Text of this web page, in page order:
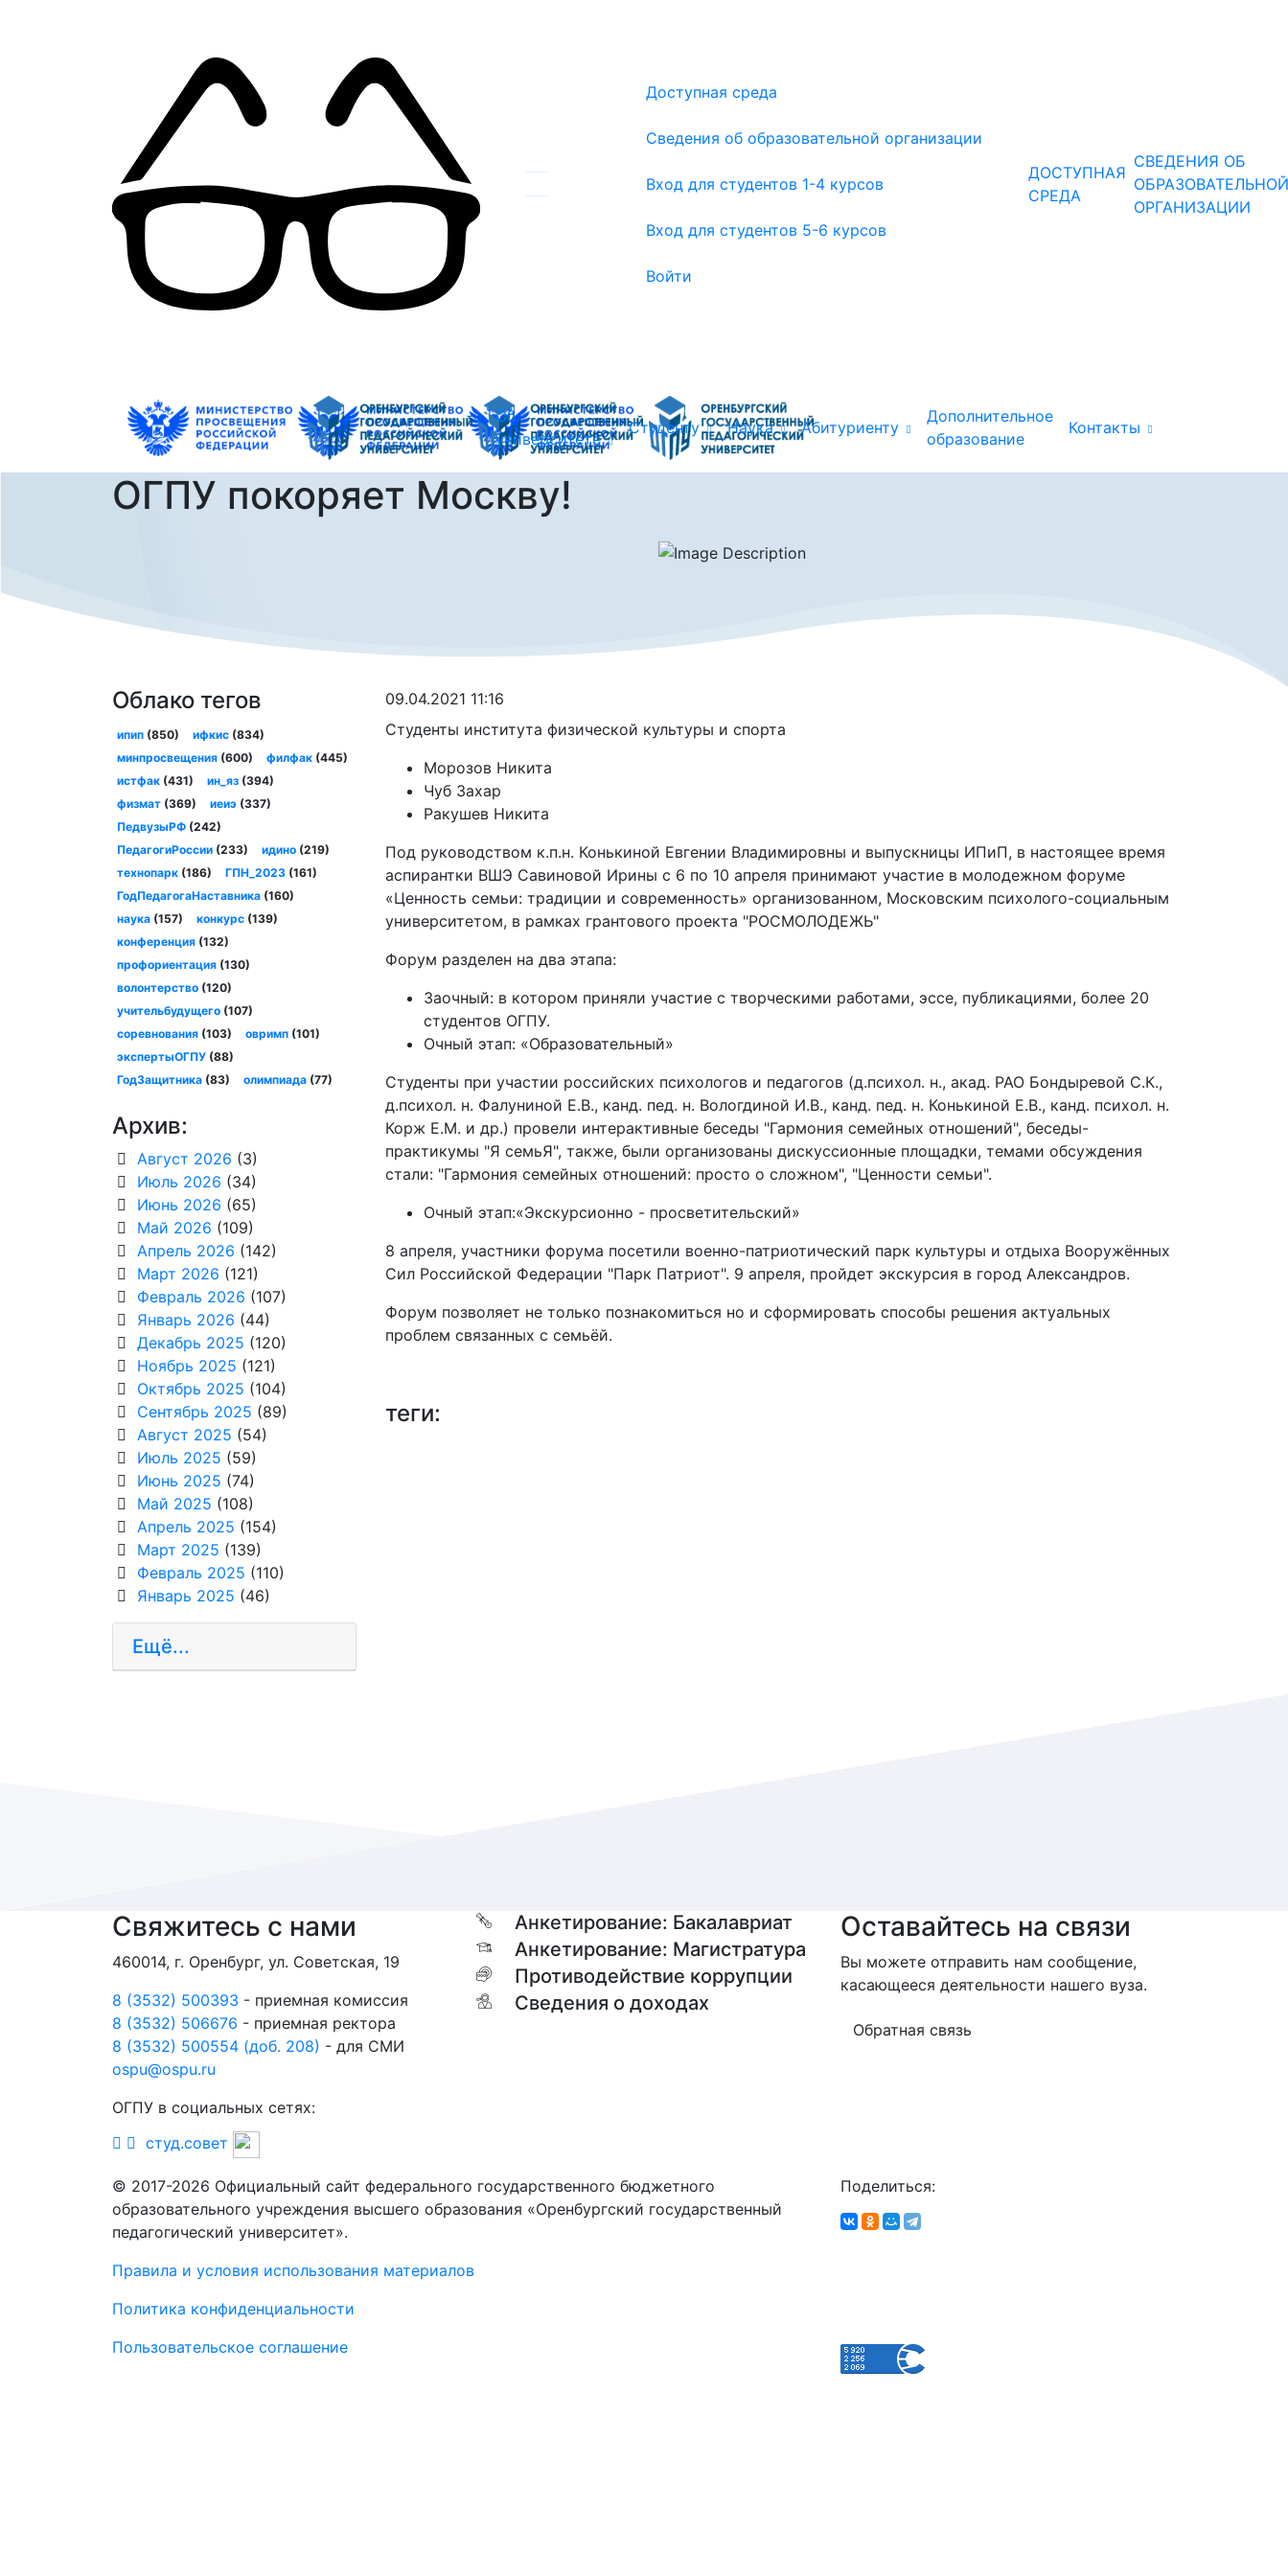
Доступная среда
Сведения об образовательной организации
Вход для студентов 1-4 курсов
Вход для студентов 5-6 курсов
Войти
ДОСТУПНАЯ
СРЕДА
СВЕДЕНИЯ ОБ
ОБРАЗОВАТЕЛЬНОЙ
ОРГАНИЗАЦИИ
Об
университете
Студенту Наука Абитуриенту
Дополнительное
образование
Контакты
ОГПУ покоряет Москву!
09.04.2021 11:16
Студенты института физической культуры и спорта
Морозов Никита
Чуб Захар
Ракушев Никита
Под руководством к.п.н. Конькиной Евгении Владимировны и выпускницы ИПиП, в настоящее время
аспирантки ВШЭ Савиновой Ирины с 6 по 10 апреля принимают участие в молодежном форуме
«Ценность семьи: традиции и современность» организованном, Московским психолого-социальным
университетом, в рамках грантового проекта "РОСМОЛОДЕЖЬ"
Форум разделен на два этапа:
Заочный: в котором приняли участие с творческими работами, эссе, публикациями, более 20
студентов ОГПУ.
Очный этап: «Образовательный»
Студенты при участии российских психологов и педагогов (д.психол. н., акад. РАО Бондыревой С.К.,
д.психол. н. Фалуниной Е.В., канд. пед. н. Вологдиной И.В., канд. пед. н. Конькиной Е.В., канд. психол. н.
Корж Е.М. и др.) провели интерактивные беседы "Гармония семейных отношений", беседы-
практикумы "Я семьЯ", также, были организованы дискуссионные площадки, темами обсуждения
стали: "Гармония семейных отношений: просто о сложном", "Ценности семьи".
Очный этап:«Экскурсионно - просветительский»
8 апреля, участники форума посетили военно-патриотический парк культуры и отдыха Вооружённых
Сил Российской Федерации "Парк Патриот". 9 апреля, пройдет экскурсия в город Александров.
Форум позволяет не только познакомиться но и сформировать способы решения актуальных
проблем связанных с семьёй.
теги:
Облако тегов
ипип(850) ифкис (834)
минпросвещения(600) филфак (445)
истфак(431) ин_яз (394)
физмат(369) иеиэ (337)
ПедвузыРФ(242)
ПедагогиРоссии(233) идино (219)
технопарк(186) ГПН_2023 (161)
ГодПедагогаНаставника(160)
наука(157) конкурс (139)
конференция(132)
профориентация(130)
волонтерство(120)
учительбудущего(107)
соревнования(103) овримп (101)
экспертыОГПУ(88)
ГодЗащитника(83) олимпиада (77)
Архив:
Август 2026 (3)
Июль 2026 (34)
Июнь 2026 (65)
Май 2026 (109)
Апрель 2026 (142)
Март 2026 (121)
Февраль 2026 (107)
Январь 2026 (44)
Декабрь 2025 (120)
Ноябрь 2025 (121)
Октябрь 2025 (104)
Сентябрь 2025 (89)
Август 2025 (54)
Июль 2025 (59)
Июнь 2025 (74)
Май 2025 (108)
Апрель 2025 (154)
Март 2025 (139)
Февраль 2025 (110)
Январь 2025 (46)
Ещё...
Свяжитесь с нами
460014, г. Оренбург, ул. Советская, 19
8 (3532) 500393 - приемная комиссия
8 (3532) 506676 - приемная ректора
8 (3532) 500554 (доб. 208) - для СМИ
ospu@ospu.ru
ОГПУ в социальных сетях:
студ.совет
Анкетирование: Бакалавриат
Анкетирование: Магистратура
Противодействие коррупции
Сведения о доходах
Оставайтесь на связи
Вы можете отправить нам сообщение,
касающееся деятельности нашего вуза.
Обратная связь
© 2017-2026 Официальный сайт федерального государственного бюджетного
образовательного учреждения высшего образования «Оренбургский государственный
педагогический университет».
Правила и условия использования материалов
Политика конфиденциальности
Пользовательское соглашение
Поделиться: